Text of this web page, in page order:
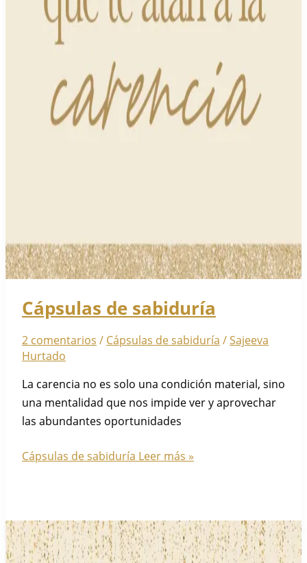
Cápsulas de sabiduría
2 comentarios / Cápsulas de sabiduría /Sajeeva
Hurtado
La carencia no es solo una condición material, sino
una mentalidad que nos impide ver y aprovechar
las abundantes oportunidades
Cápsulas de sabiduría Leer más »